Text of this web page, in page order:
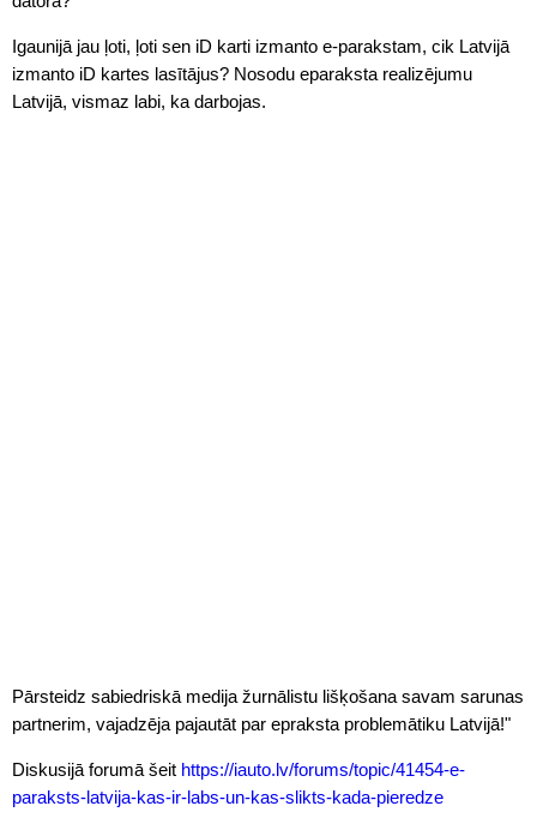
Igaunijā jau ļoti, ļoti sen iD karti izmanto e-parakstam, cik Latvijā
izmanto iD kartes lasītājus? Nosodu eparaksta realizējumu
Latvijā, vismaz labi, ka darbojas.
Pārsteidz sabiedriskā medija žurnālistu lišķošana savam sarunas
partnerim, vajadzēja pajautāt par epraksta problemātiku Latvijā!"
Diskusijā forumā šeit https://iauto.lv/forums/topic/41454-e-
paraksts-latvija-kas-ir-labs-un-kas-slikts-kada-pieredze